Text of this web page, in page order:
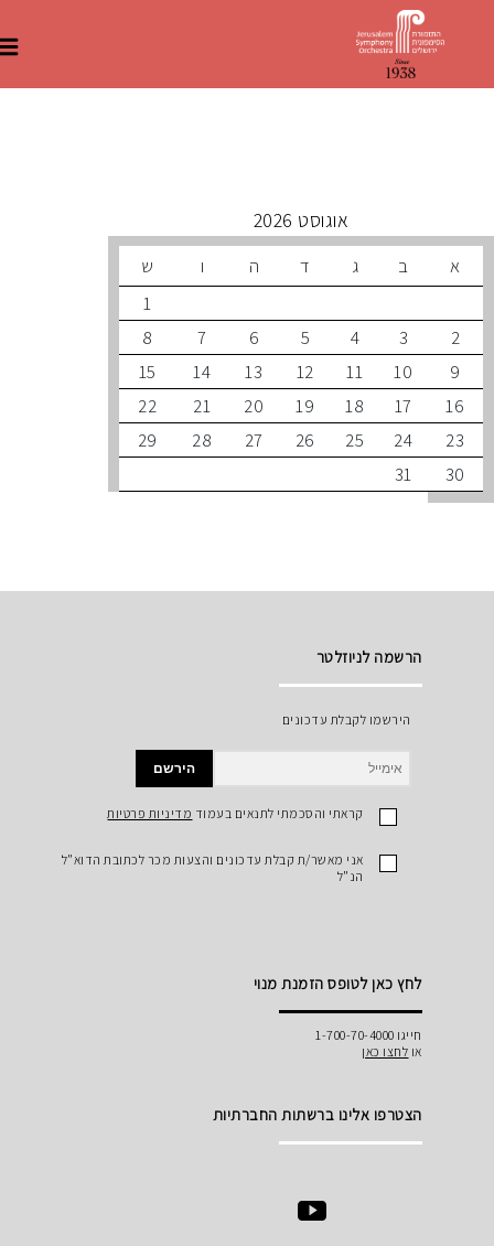
ב ד ה ו
ש
3
5
6
7
8
10
11
12
13
14
15
17
18
19
20
21
22
24
25
26
27
28
29
31
הרשמה לניוזלטר
הירשמו לקבלת עדכונים
קראתי והסכמתי לתנאים בעמודמדיניות פרטיות
אני מאשר/ת קבלת עדכונים והצעות מכר לכתובת הדוא"ל
הנ"ל
לחץ כאן לטופס הזמנת מנוי
לחצו כאן
הצטרפו אלינו ברשתות החברתיות